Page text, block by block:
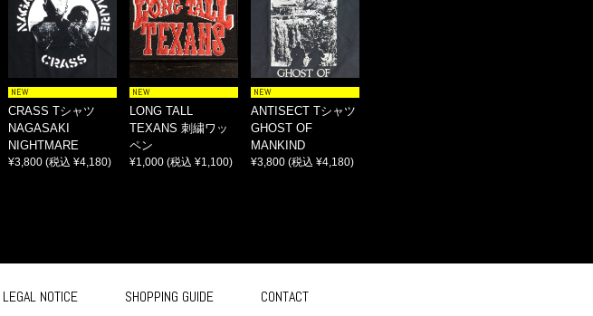
NEW
CRASS Tシャツ
NAGASAKI
NIGHTMARE
¥3,800 (税込 ¥4,180)
NEW
LONG TALL
TEXANS 刺繍ワッ
ペン
¥1,000 (税込 ¥1,100)
NEW
ANTISECT Tシャツ
GHOST OF
MANKIND
¥3,800 (税込 ¥4,180)
LEGAL NOTICE SHOPPING GUIDE CONTACT